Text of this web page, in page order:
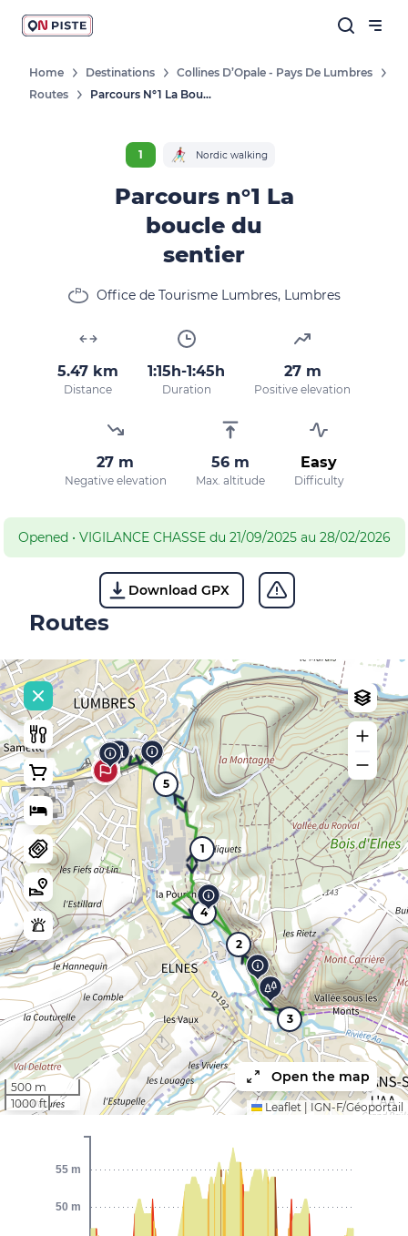
New destinations, routes, challenges,
races, don't miss a thing!
OK
receive our marketing offers in accordance
with our
privacy policy.
Home Destinations
Collines D’Opale - Pays De Lumbres
Routes
Parcours N°1 La Boucle Du Sentier
1 Nordic walking
Parcours n°1 La
boucle du
sentier
Office de Tourisme Lumbres, Lumbres
5.47 km
Distance
1:15h-1:45h
Duration
27 m
Positive elevation
27 m
Negative elevation
56 m
Max. altitude
Easy
Difficulty
Opened • VIGILANCE CHASSE du 21/09/2025 au 28/02/2026
Download GPX
Routes
1
2
3
4
5
500 m
1000 ft
Open the map
Leaflet IGN-F/Géoportail
50 m
55 m